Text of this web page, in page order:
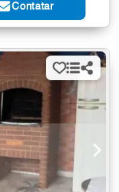
Contatar